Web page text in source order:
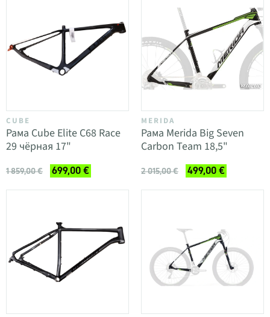
CUBE
Рама Cube Elite C68 Race
29 чёрная 17"
1 859,00 € 699,00 €
MERIDA
Рама Merida Big Seven
Carbon Team 18,5"
2 015,00 € 499,00 €